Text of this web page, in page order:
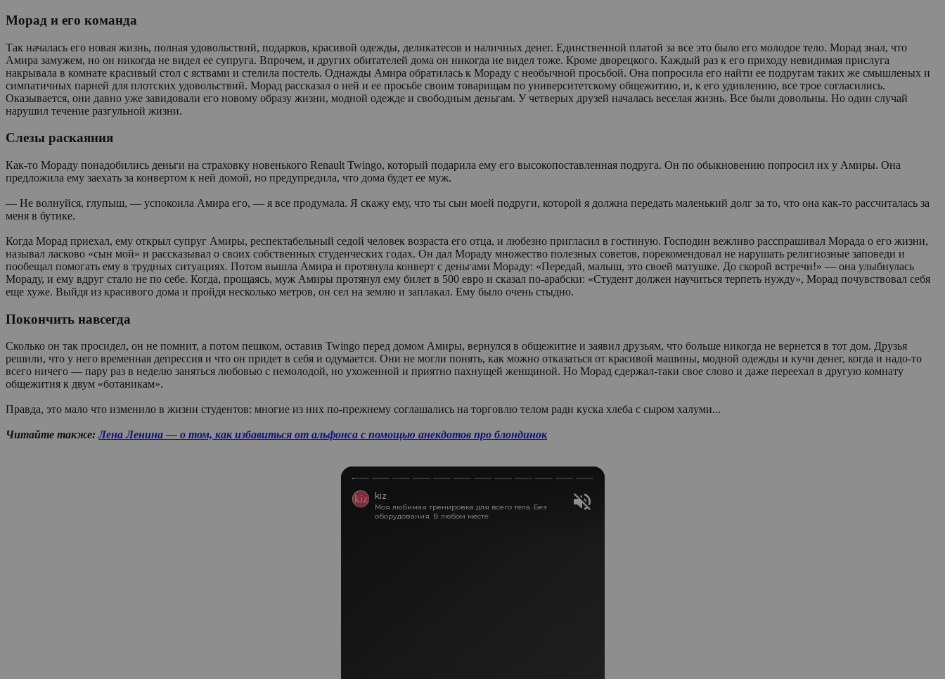
Морад и его команда
Так началась его новая жизнь, полная удовольствий, подарков, красивой одежды, деликатесов и наличных денег. Единственной платой за все это было его молодое тело. Морад знал, что
Амира замужем, но он никогда не видел ее супруга. Впрочем, и других обитателей дома он никогда не видел тоже. Кроме дворецкого. Каждый раз к его приходу невидимая прислуга
накрывала в комнате красивый стол с яствами и стелила постель. Однажды Амира обратилась к Мораду с необычной просьбой. Она попросила его найти ее подругам таких же смышленых и
симпатичных парней для плотских удовольствий. Морад рассказал о ней и ее просьбе своим товарищам по университетскому общежитию, и, к его удивлению, все трое согласились.
Оказывается, они давно уже завидовали его новому образу жизни, модной одежде и cвободным деньгам. У четверых друзей началась веселая жизнь. Все были довольны. Но один случай
нарушил течение разгульной жизни.
Слезы раскаяния
Как-то Мораду понадобились деньги на страховку новенького Renault Twingо, который подарила ему его высокопоставленная подруга. Он по обыкновению попросил их у Амиры. Она
предложила ему заехать за конвертом к ней домой, но предупредила, что дома будет ее муж.
— Не волнуйся, глупыш, — успокоила Амира его, — я все продумала. Я скажу ему, что ты сын моей подруги, которой я должна передать маленький долг за то, что она как-то рассчиталась за
меня в бутике.
Когда Морад приехал, ему открыл супруг Амиры, респектабельный седой человек возраста его отца, и любезно пригласил в гостиную. Господин вежливо расспрашивал Морада о его жизни,
называл ласково «сын мой» и рассказывал о своих собственных студенческих годах. Он дал Мораду множество полезных советов, порекомендовал не нарушать религиозные заповеди и
пообещал помогать ему в трудных ситуациях. Потом вышла Амира и протянула конверт с деньгами Мораду: «Передай, малыш, это своей матушке. До скорой встречи!» — она улыбнулась
Мораду, и ему вдруг стало не по себе. Когда, прощаясь, муж Амиры протянул ему билет в 500 евро и сказал по-арабски: «Студент должен научиться терпеть нужду», Морад почувствовал себя
еще хуже. Выйдя из красивого дома и пройдя несколько метров, он сел на землю и заплакал. Ему было очень стыдно.
Покончить навсегда
Сколько он так просидел, он не помнит, а потом пешком, оставив Twingo перед домом Амиры, вернулся в общежитие и заявил друзьям, что больше никогда не вернется в тот дом. Друзья
решили, что у него временная депрессия и что он придет в себя и одумается. Они не могли понять, как можно отказаться от красивой машины, модной одежды и кучи денег, когда и надо-то
всего ничего — пару раз в неделю заняться любовью с немолодой, но ухоженной и приятно пахнущей женщиной. Ho Морад сдержал-таки свое слово и даже переехал в другую комнату
общежития к двум «ботаникам».
Правда, это мало что изменило в жизни студентов: многие из них по-прежнему соглашались на торговлю телом ради куска хлеба с сыром халуми...
Читайте также:Лена Ленина — о том, как избавиться от альфонса с помощью анекдотов про блондинок